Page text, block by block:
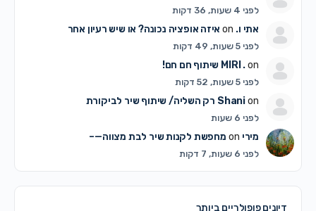
לפני 4 שעות, 36 דקות
אתי ו.on איזה אופציה נכונה? או שיש רעיון אחר
לפני 5 שעות, 49 דקות
MIRI .on שיתוף חם חם!
לפני 5 שעות, 52 דקות
Shanion רק השליה/ שיתוף שיר לביקורת
לפני 6 שעות
מיריon מחפשת לקנות שיר לבת מצווה—–
לפני 6 שעות, 7 דקות
דיונים פופולריים ביותר